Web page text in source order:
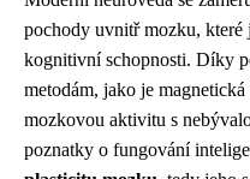
pochody uvnitř mozku, které
kognitivní schopnosti. Díky
metodám, jako je
mozkovou aktivitu s
poznatky o fungování